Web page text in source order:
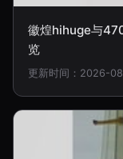
徽煌hihuge与
览
更新时间：2026-